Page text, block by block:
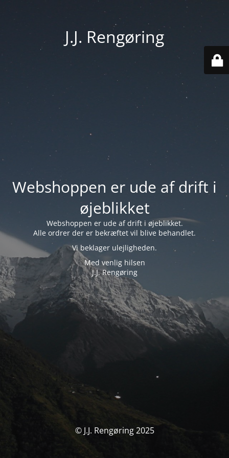
J.J. Rengøring
Webshoppen er ude af drift i
øjeblikket
Webshoppen er ude af drift i øjeblikket.
Alle ordrer der er bekræftet vil blive behandlet.
Vi beklager ulejligheden.
Med venlig hilsen
J.J. Rengøring
© J.J. Rengøring 2025